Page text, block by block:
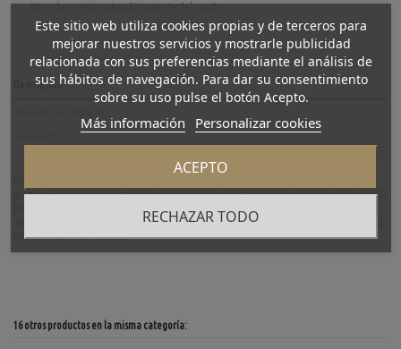
No se descuenta automáticamente del carrito.
Descripción
gramos. Este diseño único cuenta con múltiples bandas adornadas con diamantes en talla
distinción a tu colección con esta exclusiva pieza de Tous. ¡No dejes pasar la oportunidad
de lucir este hermoso anillo!
16 otros productos en la misma categoría:
Este sitio web utiliza cookies propias y de terceros para
mejorar nuestros servicios y mostrarle publicidad
relacionada con sus preferencias mediante el análisis de
sus hábitos de navegación. Para dar su consentimiento
sobre su uso pulse el botón Acepto.
Más información Personalizar cookies
RECHAZAR TODO
ACEPTO